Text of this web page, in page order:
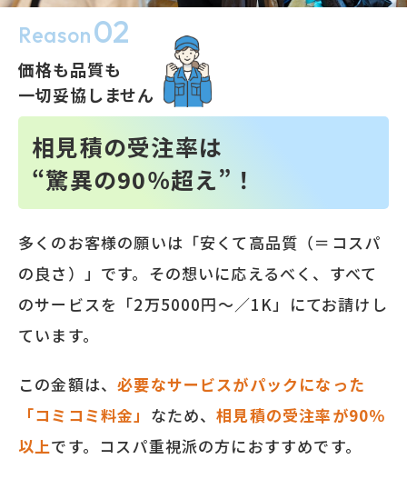
Reason02
価格も品質も
一切妥協しません
相見積の受注率は
“驚異の90％超え”！
多くのお客様の願いは「安くて高品質（＝コスパ
の良さ）」です。その想いに応えるべく、すべて
のサービスを「2万5000円～／1K」にてお請けし
ています。
この金額は、必要なサービスがパックになった
「コミコミ料金」 なため、相見積の受注率が90％
以上です。コスパ重視派の方におすすめです。